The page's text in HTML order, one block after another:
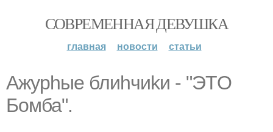
СОВРЕМЕННАЯ ДЕВУШКА
главная новости статьи
Ажурhые блиhчиkи - "ЭТO
Бомба".